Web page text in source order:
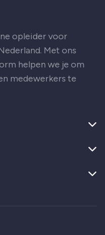
opleider voor
Met ons
helpen we je om
medewerkers te